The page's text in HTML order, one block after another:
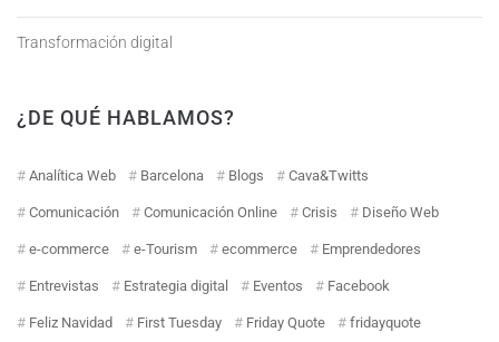
Transformación digital
¿DE QUÉ HABLAMOS?
Analítica Web Barcelona Blogs Cava&Twitts
Comunicación Comunicación Online Crisis Diseño Web
e-commerce e-Tourism ecommerce Emprendedores
Entrevistas Estrategia digital Eventos Facebook
Feliz Navidad First Tuesday Friday Quote fridayquote